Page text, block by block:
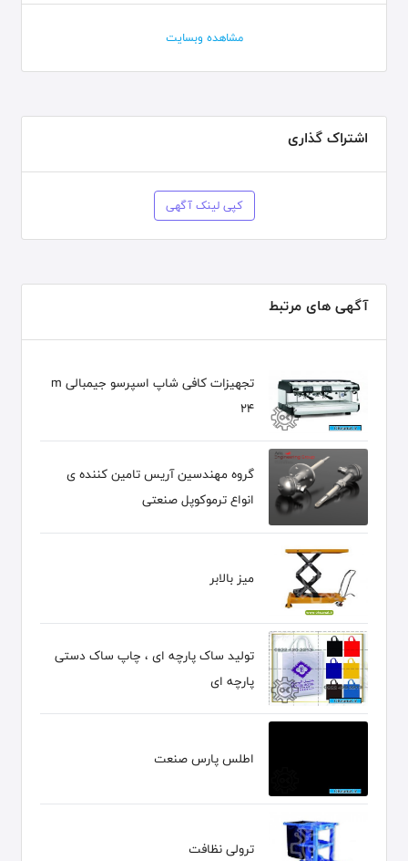
مشاهده وبسایت
اشتراک گذاری
کپی لینک آگهی
آگهی های مرتبط
تجهیزات کافی شاپ اسپرسو جیمبالی m
24
گروه مهندسین آریس تامین کننده ی
انواع ترموکوپل صنعتی
میز بالابر
تولید ساک پارچه ای ، چاپ ساک دستی
پارچه ای
اطلس پارس صنعت
ترولی نظافت